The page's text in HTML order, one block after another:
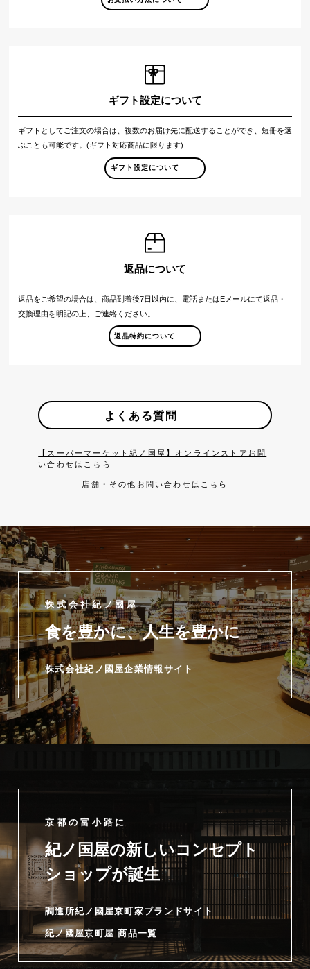
ギフト設定について
ギフトとしてご注文の場合は、複数のお届け先に配送することができ、短冊を選
ぶことも可能です。(ギフト対応商品に限ります)
ギフト設定について
返品について
返品をご希望の場合は、商品到着後7日以内に、電話またはEメールにて返品・
交換理由を明記の上、ご連絡ください。
返品特約について
よくある質問
【スーパーマーケット紀ノ国屋】オンラインストアお問
い合わせはこちら
店舗・その他お問い合わせは こちら
株式会社紀ノ國屋
食を豊かに、人生を豊かに
株式会社紀ノ國屋企業情報サイト
京都の富小路に
紀ノ国屋の新しいコンセプト
ショップが誕生
調進所紀ノ國屋京町家ブランドサイト
紀ノ國屋京町屋 商品一覧